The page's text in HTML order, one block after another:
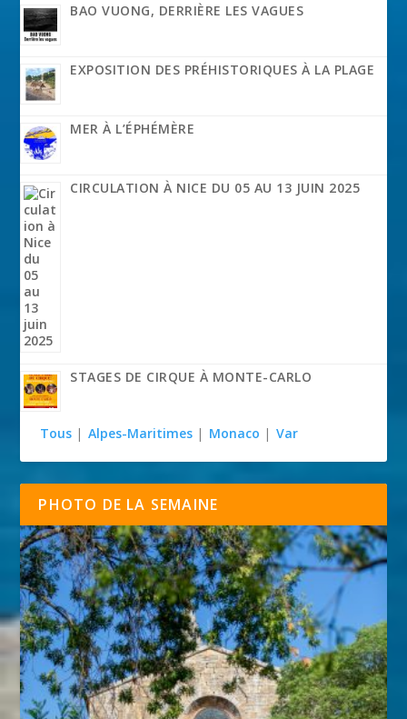
BAO VUONG, DERRIÈRE LES VAGUES
EXPOSITION DES PRÉHISTORIQUES À LA PLAGE
MER À L’ÉPHÉMÈRE
CIRCULATION À NICE DU 05 AU 13 JUIN 2025
STAGES DE CIRQUE À MONTE-CARLO
Tous | Alpes-Maritimes | Monaco | Var
PHOTO DE LA SEMAINE